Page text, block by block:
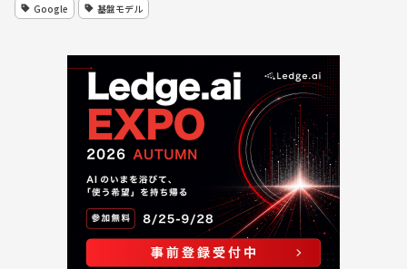
Google 基盤モデル